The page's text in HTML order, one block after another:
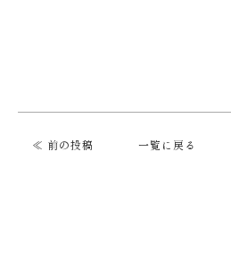
≪ 前の投稿 一覧に戻る